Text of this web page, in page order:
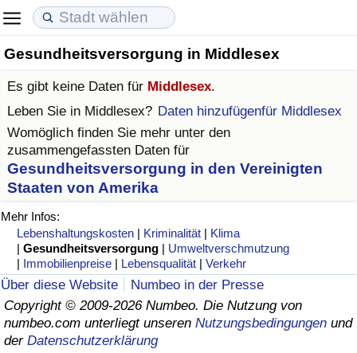
Gesundheitsversorgung in Middlesex
Es gibt keine Daten für Middlesex.
Leben Sie in Middlesex? Daten hinzufügenfür Middlesex
Womöglich finden Sie mehr unter den
zusammengefassten Daten für
Gesundheitsversorgung in den Vereinigten
Staaten von Amerika
Mehr Infos:
Lebenshaltungskosten | Kriminalität | Klima
|Gesundheitsversorgung | Umweltverschmutzung
| Immobilienpreise | Lebensqualität |Verkehr
Über diese Website
Numbeo in der Presse
Copyright © 2009-2026 Numbeo. Die Nutzung von
numbeo.com unterliegt unseren Nutzungsbedingungen und
der Datenschutzerklärung
Lebenshaltungskosten
Lebenshaltungskosten-Index
Lebenshaltungskosten-Index nach Land
in Akaba
Immobilienpreise
Immobilienpreis-Index
Immobilienpreis-Index nach Land
Lebensqualität
Lebensqualität-Index (aktuell)
Lebensqualitätsindex nach Land
Kriminalität
Kriminalitäts-Index (aktuell)
Kriminalitäts-Index
Kriminalitätsindex nach Land